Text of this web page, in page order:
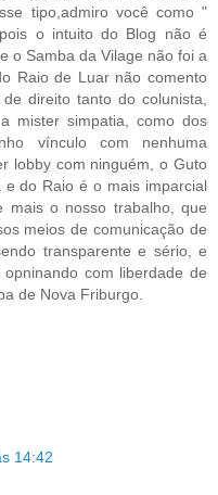
tipo,admiro você como "
o intuito do Blog não é
o Samba da Vilage não foi a
Raio de Luar não comento
direito tanto do colunista,
mister simpatia, como dos
vínculo com nenhuma
lobby com ninguém, o Guto
do Raio é o mais imparcial
mais o nosso trabalho, que
meios de comunicação de
transparente e sério, e
com liberdade de
de Nova Friburgo.
14:42